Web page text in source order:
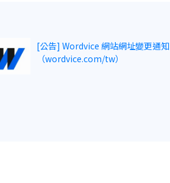
[公告] Wordvice 網站網址變更通知
（wordvice.com/tw）